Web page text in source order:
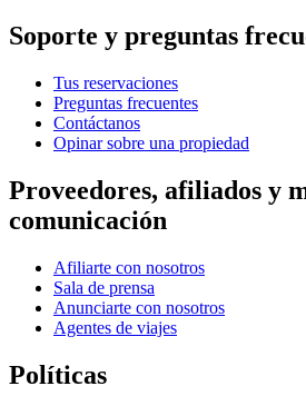
Soporte y preguntas
Tus reservaciones
Preguntas frecuentes
Contáctanos
Opinar sobre una propiedad
Proveedores, afiliados y
comunicación
Afiliarte con nosotros
Sala de prensa
Anunciarte con nosotros
Agentes de viajes
Políticas